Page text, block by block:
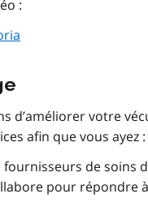
:
d’améliorer votre
afin que vous ayez :
fournisseurs de soins
pour répondre